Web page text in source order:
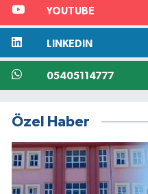
YOUTUBE
LINKEDIN
05405114777
Özel Haber